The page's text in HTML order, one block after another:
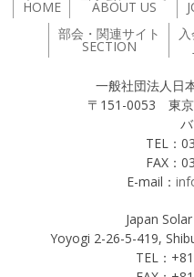
HOME ABOUT US
部会・関連サイト
SECTION
一般社団法人日
〒151-0053 東京
バロール
TEL：
FAX：
E-mail：
Japan
Yoyogi 2-26-5-419,
TEL：